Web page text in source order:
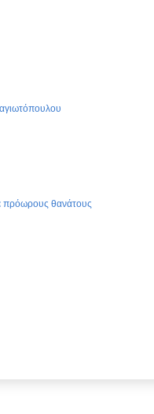
πρόωρους θανάτους